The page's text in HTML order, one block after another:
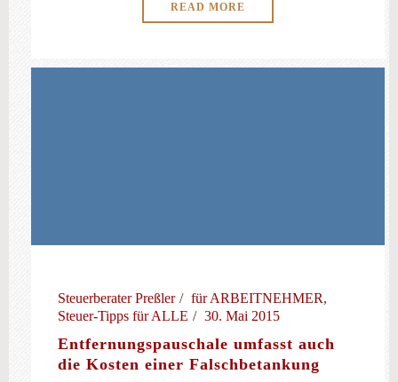
READ MORE
Steuerberater Preßler für ARBEITNEHMER,
Steuer-Tipps für ALLE
30. Mai 2015
Entfernungspauschale umfasst auch
die Kosten einer Falschbetankung